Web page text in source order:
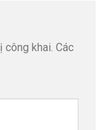
khai. Các